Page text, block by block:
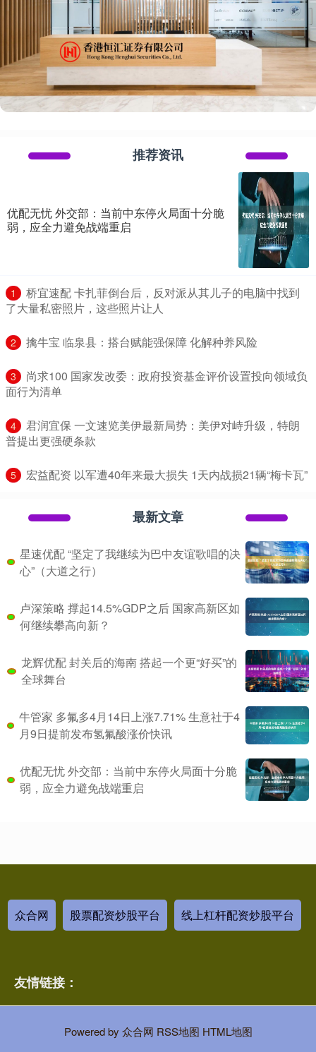
推荐资讯
优配无忧 外交部：当前中东停火局面十分脆
弱，应全力避免战端重启
1
​桥宜速配 卡扎菲倒台后，反对派从其儿子的电脑中找到
了大量私密照片，这些照片让人
2 ​擒牛宝 临泉县：搭台赋能强保障 化解种养风险
3
​尚求100 国家发改委：政府投资基金评价设置投向领域负
面行为清单
4
​君润宜保 一文速览美伊最新局势：美伊对峙升级，特朗
普提出更强硬条款
5 ​宏益配资 以军遭40年来最大损失 1天内战损21辆“梅卡瓦”
最新文章
星速优配 “坚定了我继续为巴中友谊歌唱的决
心”（大道之行）
卢深策略 撑起14.5%GDP之后 国家高新区如
何继续攀高向新？
龙辉优配 封关后的海南 搭起一个更“好买”的
全球舞台
牛管家 多氟多4月14日上涨7.71% 生意社于4
月9日提前发布氢氟酸涨价快讯
优配无忧 外交部：当前中东停火局面十分脆
弱，应全力避免战端重启
众合网 股票配资炒股平台 线上杠杆配资炒股平台
友情链接：
Powered by 众合网 RSS地图 HTML地图